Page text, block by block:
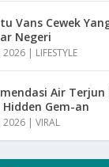
Vans Cewek
Negeri
2026 | LIFESTYLE
Air Terjun
Gem-an
2026 |VIRAL